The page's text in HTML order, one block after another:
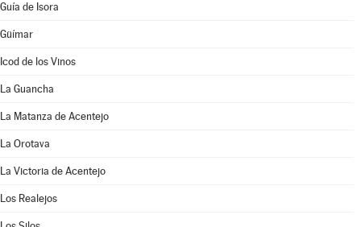
Guía de Isora
Güímar
Icod de los Vinos
La Guancha
La Matanza de Acentejo
La Orotava
La Victoria de Acentejo
Los Realejos